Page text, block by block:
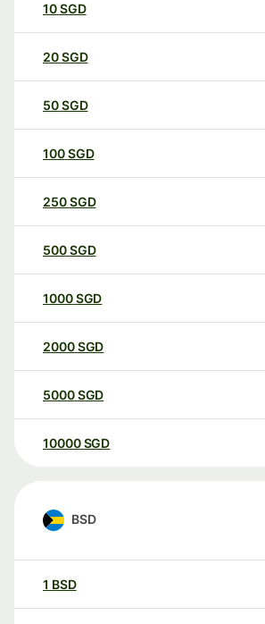
10SGD
20SGD
50SGD
100SGD
250SGD
500SGD
1000SGD
2000SGD
5000SGD
10000 SGD
BSD
1 BSD